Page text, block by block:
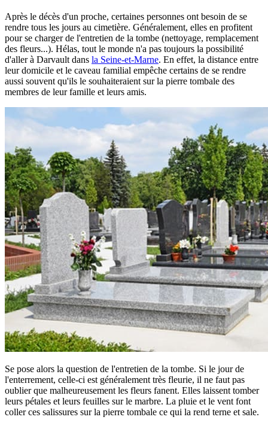
Après le décès d'un proche, certaines personnes ont besoin de se
rendre tous les jours au cimetière. Généralement, elles en profitent
pour se charger de l'entretien de la tombe (nettoyage, remplacement
des fleurs...). Hélas, tout le monde n'a pas toujours la possibilité
d'aller à Darvault dans la Seine-et-Marne. En effet, la distance entre
leur domicile et le caveau familial empêche certains de se rendre
aussi souvent qu'ils le souhaiteraient sur la pierre tombale des
membres de leur famille et leurs amis.
Se pose alors la question de l'entretien de la tombe. Si le jour de
l'enterrement, celle-ci est généralement très fleurie, il ne faut pas
oublier que malheureusement les fleurs fanent. Elles laissent tomber
leurs pétales et leurs feuilles sur le marbre. La pluie et le vent font
coller ces salissures sur la pierre tombale ce qui la rend terne et sale.